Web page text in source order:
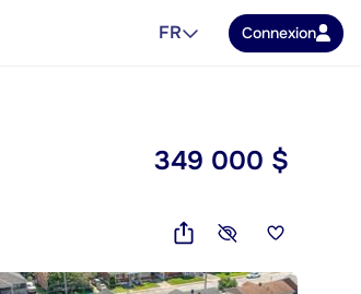
FR Connexion
349 000 $